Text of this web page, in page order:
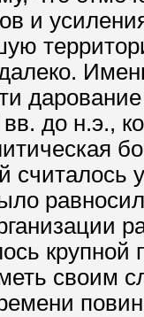
и
до н.э.,
считалось
своим